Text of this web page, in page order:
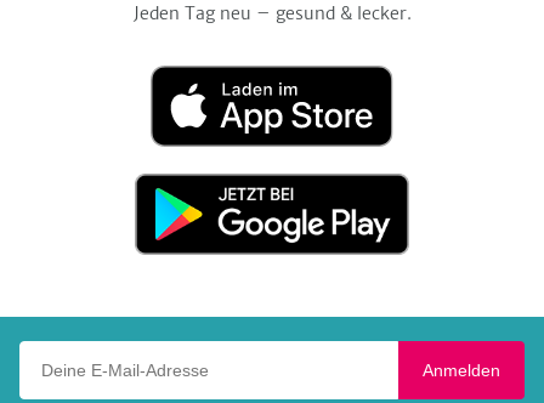
Jeden Tag neu – gesund & lecker.
Laden
im
App
Jetzt
Google
Anmelden